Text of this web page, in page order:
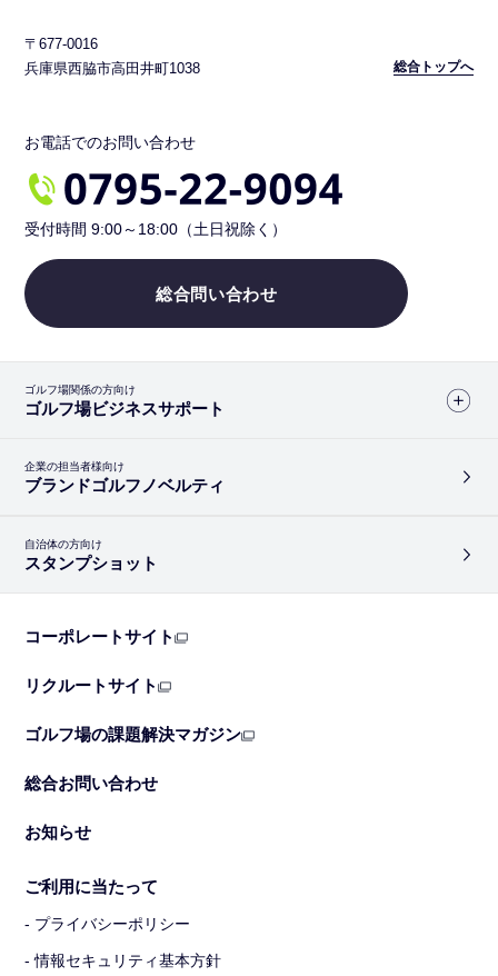
〒677-0016
兵庫県西脇市高田井町1038
総合トップへ
お電話でのお問い合わせ
受付時間 9:00～18:00（土日祝除く）
総合問い合わせ
ゴルフ場関係の方向け
ゴルフ場ビジネスサポート
企業の担当者様向け
ブランドゴルフノベルティ
自治体の方向け
スタンプショット
コーポレートサイト
リクルートサイト
ゴルフ場の課題解決マガジン
総合お問い合わせ
お知らせ
ご利用に当たって
- プライバシーポリシー
- 情報セキュリティ基本方針